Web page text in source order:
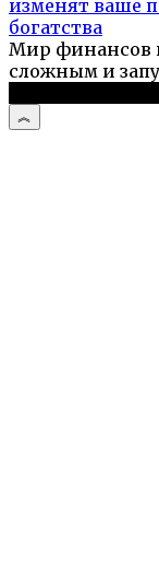
изменят ваше
богатства
Мир финансов
сложным и